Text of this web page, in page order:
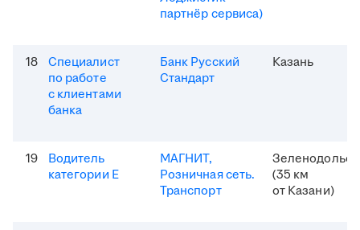
партнёр сервиса)
18
Специалист
по работе
с клиентами
банка
Банк Русский
Стандарт
Казань
19
Водитель
категории Е
МАГНИТ,
Розничная сеть.
Транспорт
Зеленодольск
(35 км
от Казани)